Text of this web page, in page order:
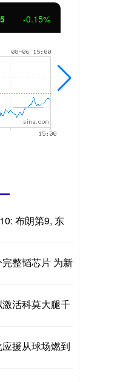
-0.15%
布朗第9, 东
整韬芯片 为新
活科莫大腿千
援从球场燃到